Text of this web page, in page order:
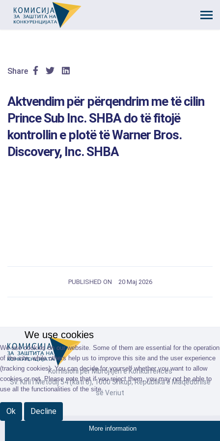
Share
Aktvendim për përqendrim me të cilin
Prince Sub Inc. SHBA do të fitojë
kontrollin e plotë të Warner Bros.
Discovery, Inc. SHBA
PUBLISHED ON 20 Maj 2026
Komisioni për Mbrojtjen e Konkurrencës
Sv. Kiril i Metodij 54 (kati 6), 1000 Shkup, Republika e Maqedonisë
së Veriut
© Комисија за заштита на конкуренцијата 2026
We use cookies
We use cookies on our website. Some of them are essential for the operation
of the site, while others help us to improve this site and the user experience
(tracking cookies). You can decide for yourself whether you want to allow
cookies or not. Please note that if you reject them, you may not be able to
use all the functionalities of the site.
Ok Decline
More information